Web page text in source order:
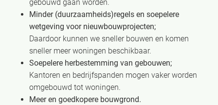
gebouwd gaan worden.
Minder (duurzaamheids)regels en soepelere
wetgeving voor nieuwbouwprojecten;
Daardoor kunnen we sneller bouwen en komen
sneller meer woningen beschikbaar.
Soepelere herbestemming van gebouwen;
Kantoren en bedrijfspanden mogen vaker worden
omgebouwd tot woningen.
Meer en goedkopere bouwgrond.